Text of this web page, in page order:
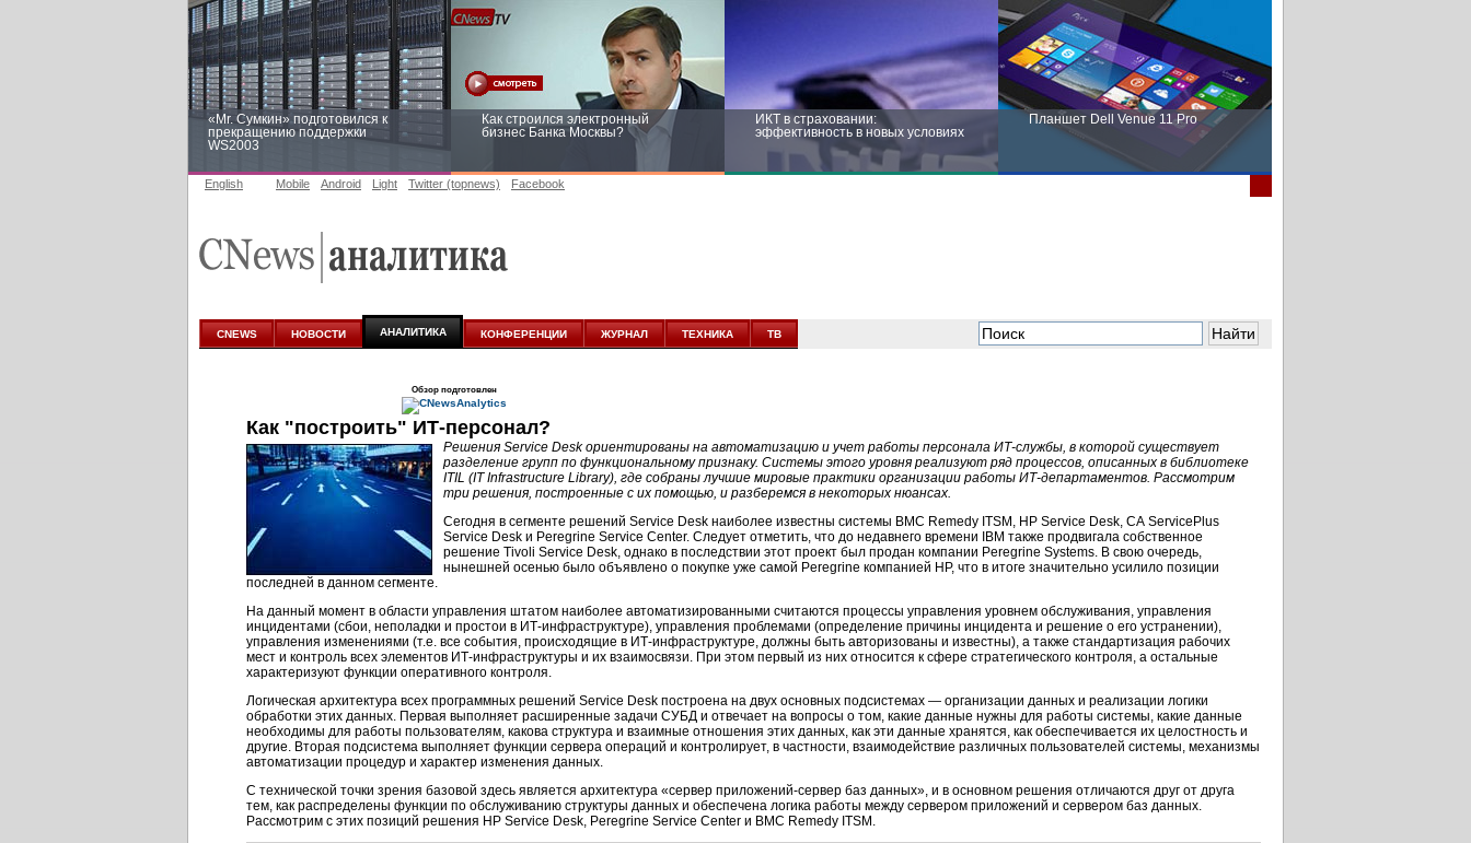
«Mr. Сумкин» подготовился к
прекращению поддержки
WS2003
Как строился электронный
бизнес Банка Москвы?
ИКТ в страховании:
эффективность в новых условиях
Планшет Dell Venue 11 Pro
аналитике
новых условиях
English Mobile Android Light Twitter (topnews) Facebook
CNEWS НОВОСТИ АНАЛИТИКА КОНФЕРЕНЦИИ ЖУРНАЛ ТЕХНИКА ТВ
Обзор подготовлен
Как "построить" ИТ-персонал?
Решения Service Desk ориентированы на автоматизацию и учет работы персонала ИТ-службы, в которой существует
разделение групп по функциональному признаку. Системы этого уровня реализуют ряд процессов, описанных в библиотеке
ITIL (IT Infrastructure Library), где собраны лучшие мировые практики организации работы ИТ-департаментов. Рассмотрим
три решения, построенные с их помощью, и разберемся в некоторых нюансах.
Сегодня в сегменте решений Service Desk наиболее известны системы BMC Remedy ITSM, HP Service Desk, CA ServicePlus
Service Desk и Peregrine Service Center. Следует отметить, что до недавнего времени IBM также продвигала собственное
решение Tivoli Service Desk, однако в последствии этот проект был продан компании Peregrine Systems. В свою очередь,
нынешней осенью было объявлено о покупке уже самой Peregrine компанией НР, что в итоге значительно усилило позиции
последней в данном сегменте.
На данный момент в области управления штатом наиболее автоматизированными считаются процессы управления уровнем обслуживания, управления
инцидентами (сбои, неполадки и простои в ИТ-инфраструктуре), управления проблемами (определение причины инцидента и решение о его устранении),
управления изменениями (т.е. все события, происходящие в ИТ-инфраструктуре, должны быть авторизованы и известны), а также стандартизация рабочих
мест и контроль всех элементов ИТ-инфраструктуры и их взаимосвязи. При этом первый из них относится к сфере стратегического контроля, а остальные
характеризуют функции оперативного контроля.
Логическая архитектура всех программных решений Service Desk построена на двух основных подсистемах — организации данных и реализации логики
обработки этих данных. Первая выполняет расширенные задачи СУБД и отвечает на вопросы о том, какие данные нужны для работы системы, какие данные
необходимы для работы пользователям, какова структура и взаимные отношения этих данных, как эти данные хранятся, как обеспечивается их целостность и
другие. Вторая подсистема выполняет функции сервера операций и контролирует, в частности, взаимодействие различных пользователей системы, механизмы
автоматизации процедур и характер изменения данных.
С технической точки зрения базовой здесь является архитектура «сервер приложений-сервер баз данных», и в основном решения отличаются друг от друга
тем, как распределены функции по обслуживанию структуры данных и обеспечена логика работы между сервером приложений и сервером баз данных.
Рассмотрим с этих позиций решения HP Service Desk, Peregrine Service Center и BMC Remedy ITSM.